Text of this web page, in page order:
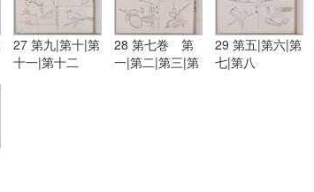
27 第九|第十|第
十一|第十二
28 第七巻 第
一|第二|第三|第
29 第五|第六|第
七|第八